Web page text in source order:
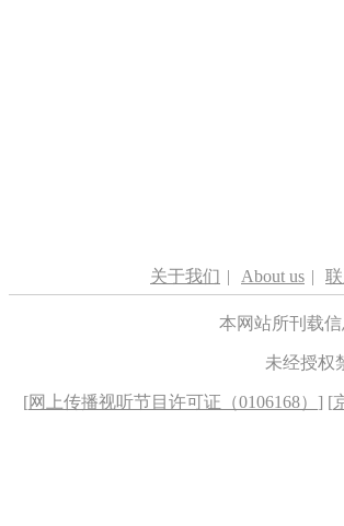
关于我们 | About us |
本网站所刊载
未经授权
[网上传播视听节目许可证（0106168） ] [